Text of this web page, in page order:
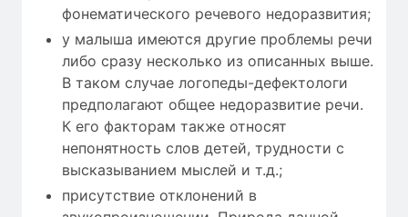
фонематического речевого недоразвития;
у малыша имеются другие проблемы речи
либо сразу несколько из описанных выше.
В таком случае логопеды-дефектологи
предполагают общее недоразвитие речи.
К его факторам также относят
непонятность слов детей, трудности с
высказыванием мыслей и т.д.;
присутствие отклонений в